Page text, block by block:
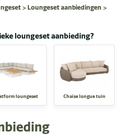
> Loungeset aanbiedingen >
loungeset aanbieding?
loungeset Chaise longue tuin